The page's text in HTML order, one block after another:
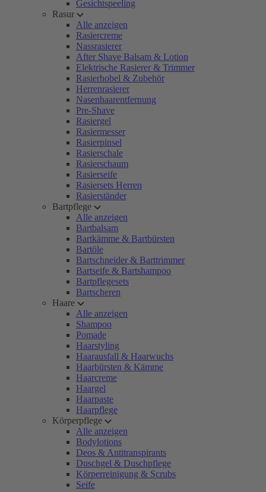
Gesichtspeeling
Rasur
Alle anzeigen
Rasiercreme
Nassrasierer
After Shave Balsam & Lotion
Elektrische Rasierer & Trimmer
Rasierhobel & Zubehör
Herrenrasierer
Nasenhaarentfernung
Pre-Shave
Rasiergel
Rasiermesser
Rasierpinsel
Rasierschale
Rasierschaum
Rasierseife
Rasiersets Herren
Rasierständer
Bartpflege
Alle anzeigen
Bartbalsam
Bartkämme & Bartbürsten
Bartöle
Bartschneider & Barttrimmer
Bartseife & Bartshampoo
Bartpflegesets
Bartscheren
Haare
Alle anzeigen
Shampoo
Pomade
Haarstyling
Haarausfall & Haarwuchs
Haarbürsten & Kämme
Haarcreme
Haargel
Haarpaste
Haarpflege
Körperpflege
Alle anzeigen
Bodylotions
Deos & Antitranspirants
Duschgel & Duschpflege
Körperreinigung & Scrubs
Seife